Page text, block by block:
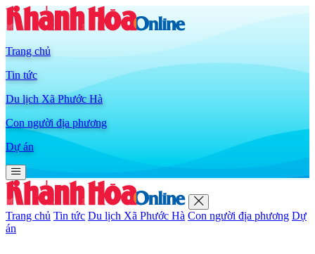
Trang chủ
Tin tức
Du lịch Xã Phước Hà
Con người địa phương
Dự án
Trang chủ Tin tức Du lịch Xã Phước Hà Con người địa phương Dự
án